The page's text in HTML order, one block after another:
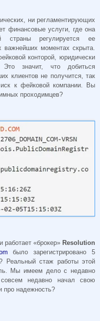
ни регламентирующих
финансовые услуги, где она
страны регулируется ее
моментах скрыта.
конторой, юридически
значит, что добиться
клиентов не получится, так
к фейковой компании. Вы
проходимцев?
работает «брокер» Resolution
было зарегистрировано 5
Реальный стаж работы этой
Мы имеем дело с недавно
недавно начал свою
про надежность?